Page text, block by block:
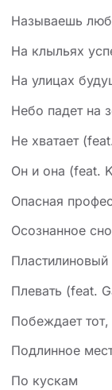
Называешь
На клыльях
На улицах
Небо падет на
Не хватает
Он и она (feat.
Опасная
Осознанное
Плевать (feat.
Побеждает
Подлинное
По кускам